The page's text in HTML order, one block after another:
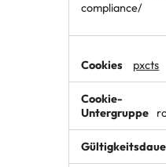
compliance/
pxcts